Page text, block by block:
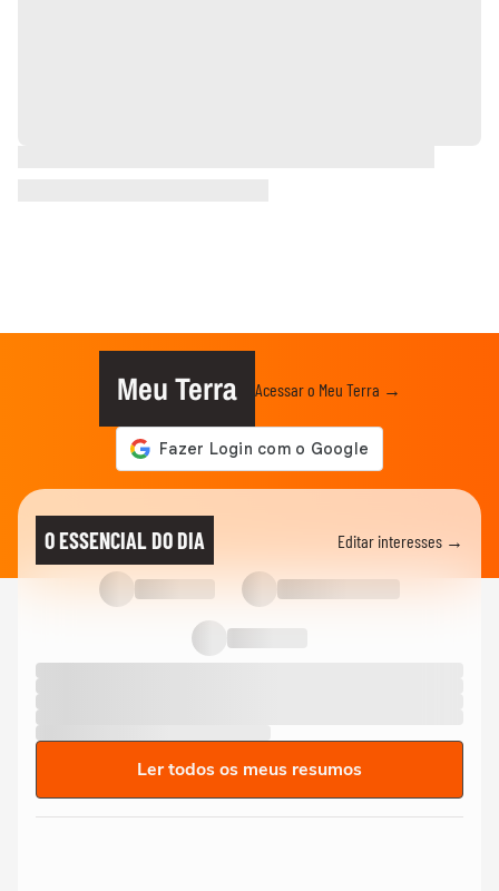
Meu Terra Acessar o Meu Terra →
O ESSENCIAL DO DIA Editar interesses →
Ler todos os meus resumos